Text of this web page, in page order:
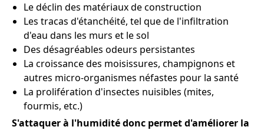
Le déclin des matériaux de construction
Les tracas d'étanchéité, tel que de l'infiltration
d'eau dans les murs et le sol
Des désagréables odeurs persistantes
La croissance des moisissures, champignons et
autres micro-organismes néfastes pour la santé
La prolifération d'insectes nuisibles (mites,
fourmis, etc.)
S'attaquer à l'humidité donc permet d'améliorer la